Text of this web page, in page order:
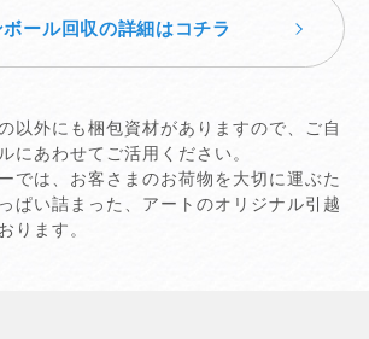
ボール回収の詳細はコチラ
以外にも梱包資材がありますので、ご自
にあわせてご活用ください。
では、お客さまのお荷物を大切に運ぶた
ぱい詰まった、アートのオリジナル引越
ります。